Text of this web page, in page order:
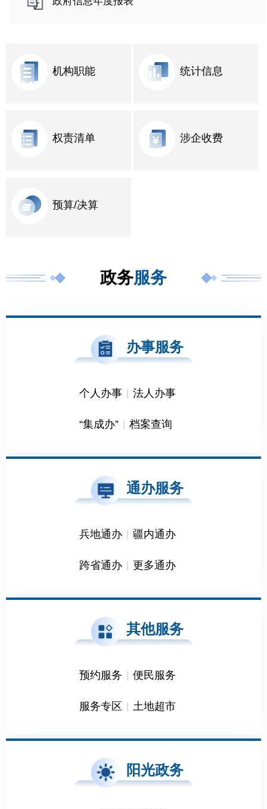
机构职能 统计信息
权责清单 涉企收费
预算/决算
政务服务
办事服务
个人办事 法人办事
“集成办” 档案查询
通办服务
兵地通办 疆内通办
跨省通办 更多通办
其他服务
预约服务 便民服务
服务专区 土地超市
阳光政务